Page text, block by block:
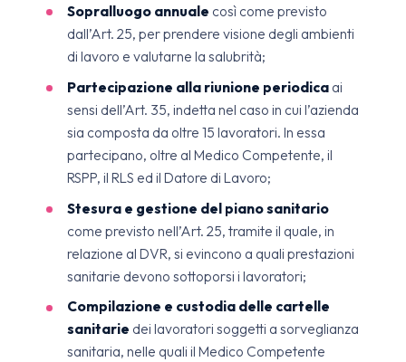
Sopralluogo annuale così come previsto
dall’Art. 25, per prendere visione degli ambienti
di lavoro e valutarne la salubrità;
Partecipazione alla riunione periodicaai
sensi dell’Art. 35, indetta nel caso in cui l’azienda
sia composta da oltre 15 lavoratori. In essa
partecipano, oltre al Medico Competente, il
RSPP, il RLS ed il Datore di Lavoro;
Stesura e gestione del piano sanitario
come previsto nell’Art. 25, tramite il quale, in
relazione al DVR, si evincono a quali prestazioni
sanitarie devono sottoporsi i lavoratori;
Compilazione e custodia delle cartelle
sanitarie dei lavoratori soggetti a sorveglianza
sanitaria, nelle quali il Medico Competente